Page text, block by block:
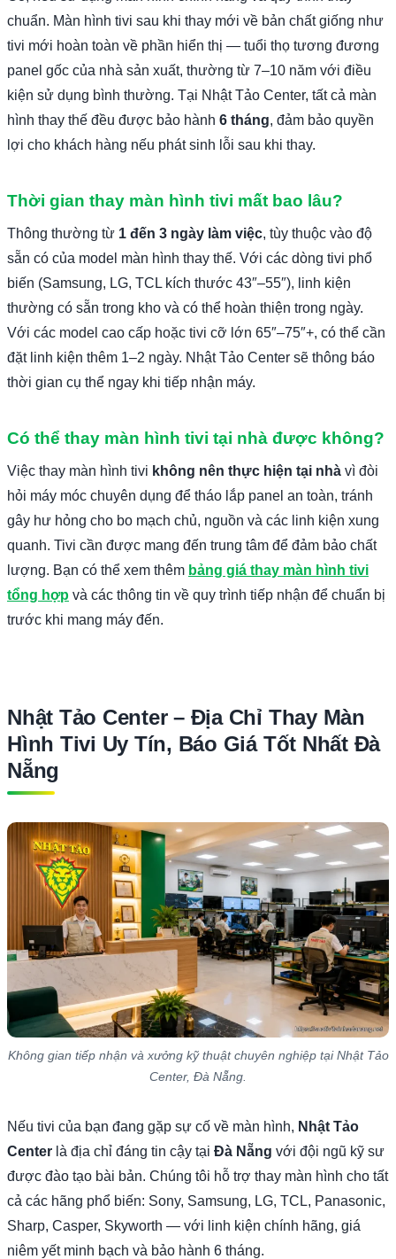
chuẩn. Màn hình tivi sau khi thay mới về bản chất giống như
tivi mới hoàn toàn về phần hiển thị — tuổi thọ tương đương
panel gốc của nhà sản xuất, thường từ 7–10 năm với điều
kiện sử dụng bình thường. Tại Nhật Tảo Center, tất cả màn
hình thay thế đều được bảo hành 6 tháng, đảm bảo quyền
lợi cho khách hàng nếu phát sinh lỗi sau khi thay.
Thời gian thay màn hình tivi mất bao lâu?
Thông thường từ 1 đến 3 ngày làm việc, tùy thuộc vào độ
sẵn có của model màn hình thay thế. Với các dòng tivi phổ
biến (Samsung, LG, TCL kích thước 43″–55″), linh kiện
thường có sẵn trong kho và có thể hoàn thiện trong ngày.
Với các model cao cấp hoặc tivi cỡ lớn 65″–75″+, có thể cần
đặt linh kiện thêm 1–2 ngày. Nhật Tảo Center sẽ thông báo
thời gian cụ thể ngay khi tiếp nhận máy.
Có thể thay màn hình tivi tại nhà được không?
Việc thay màn hình tivi không nên thực hiện tại nhà vì đòi
hỏi máy móc chuyên dụng để tháo lắp panel an toàn, tránh
gây hư hỏng cho bo mạch chủ, nguồn và các linh kiện xung
quanh. Tivi cần được mang đến trung tâm để đảm bảo chất
lượng. Bạn có thể xem thêm bảng giá thay màn hình tivi
tổng hợp và các thông tin về quy trình tiếp nhận để chuẩn bị
trước khi mang máy đến.
Nhật Tảo Center – Địa Chỉ Thay Màn
Hình Tivi Uy Tín, Báo Giá Tốt Nhất Đà
Nẵng
Không gian tiếp nhận và xưởng kỹ thuật chuyên nghiệp tại Nhật Tảo
Center, Đà Nẵng.
Nếu tivi của bạn đang gặp sự cố về màn hình, Nhật Tảo
Center là địa chỉ đáng tin cậy tại Đà Nẵng với đội ngũ kỹ sư
được đào tạo bài bản. Chúng tôi hỗ trợ thay màn hình cho tất
cả các hãng phổ biến: Sony, Samsung, LG, TCL, Panasonic,
Sharp, Casper, Skyworth — với linh kiện chính hãng, giá
niêm yết minh bạch và bảo hành 6 tháng.